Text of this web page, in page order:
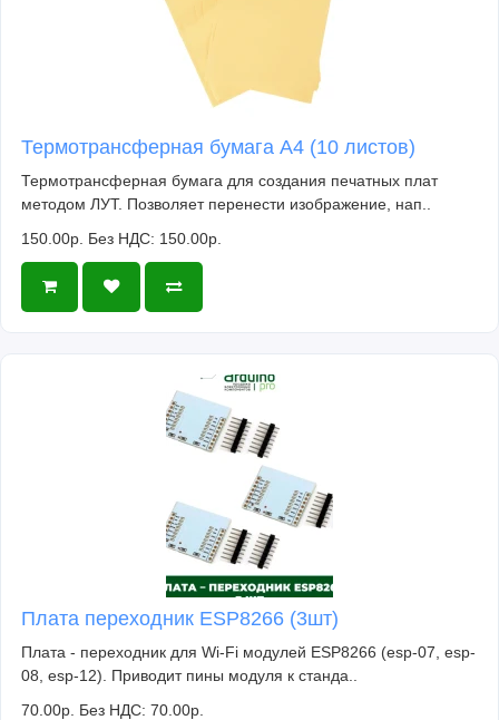
Термотрансферная бумага А4 (10 листов)
Термотрансферная бумага для создания печатных плат
методом ЛУТ. Позволяет перенести изображение, нап..
150.00р. Без НДС: 150.00р.
Плата переходник ESP8266 (3шт)
Плата - переходник для Wi-Fi модулей ESP8266 (esp-07, esp-
08, esp-12). Приводит пины модуля к станда..
70.00р. Без НДС: 70.00р.